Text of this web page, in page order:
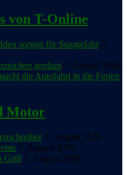
von T-Online
sorgen für Staugefahr 7.
geplant 7. August 2026
die Autofahrt in die Ferien
Motor
7. August 2026
7. August 2026
Grill 7. August 2026